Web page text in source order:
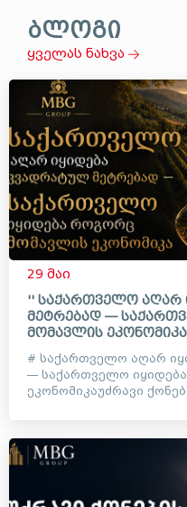
ბლოგი
ყველას ნახვა
29 მაი
'' საქართველო აღარ
მეტრებად —
მომავლის ეკონომიკა
# საქართველო აღარ
— საქართველო
ეკონომიკაუძრავი